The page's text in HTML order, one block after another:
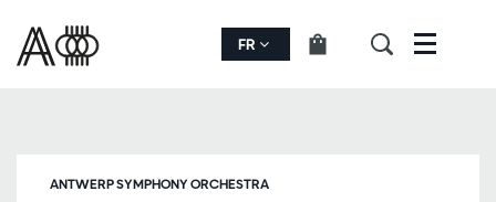
FR Menu
ANTWERP SYMPHONY ORCHESTRA